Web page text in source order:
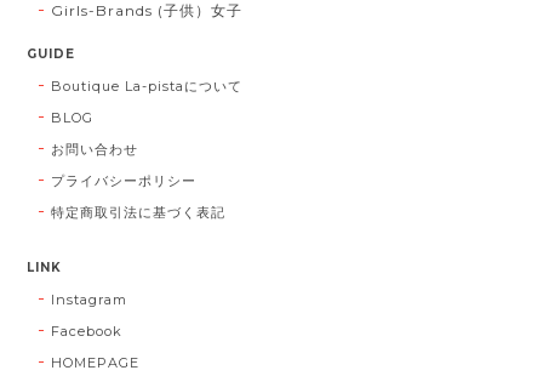
Girls-Brands (子供）女子
GUIDE
Boutique La-pistaについて
BLOG
お問い合わせ
プライバシーポリシー
特定商取引法に基づく表記
LINK
Instagram
Facebook
HOMEPAGE